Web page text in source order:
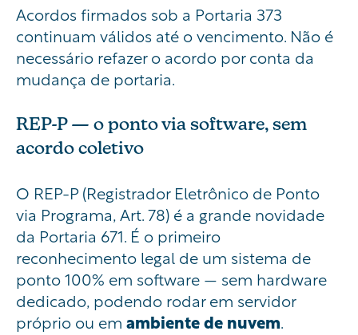
Acordos firmados sob a Portaria 373
continuam válidos até o vencimento. Não é
necessário refazer o acordo por conta da
mudança de portaria.
REP-P — o ponto via software, sem
acordo coletivo
O REP-P (Registrador Eletrônico de Ponto
via Programa, Art. 78) é a grande novidade
da Portaria 671. É o primeiro
reconhecimento legal de um sistema de
ponto 100% em software — sem hardware
dedicado, podendo rodar em servidor
próprio ou em ambiente de nuvem.